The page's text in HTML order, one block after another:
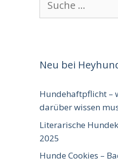
nach:
Neu bei
Hundehaftpflicht –
darüber wissen
Literarische
2025
Hunde Cookies –